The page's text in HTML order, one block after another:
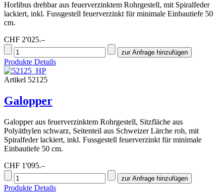
Horlibus drehbar aus feuerverzinktem Rohrgestell, mit Spiralfeder
lackiert, inkl. Fussgestell feuerverzinkt für minimale Einbautiefe 50
cm.
CHF 2'025.–
Produkte Details
Artikel 52125
Galopper
Galopper aus feuerverzinktem Rohrgestell, Sitzfläche aus
Polyäthylen schwarz, Seitenteil aus Schweizer Lärche roh, mit
Spiralfeder lackiert, inkl. Fussgestell feuerverzinkt für minimale
Einbautiefe 50 cm.
CHF 1'095.–
Produkte Details